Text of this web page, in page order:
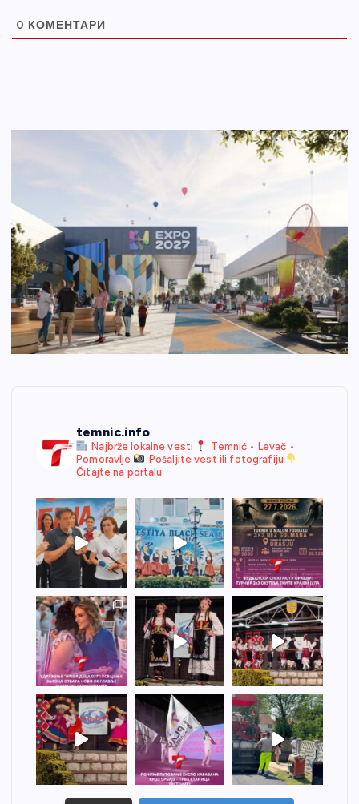
0 КОМЕНТАРИ
temnic.info
Najbrže lokalne vesti
Temnić • Levač •
Pomoravlje
Pošaljite vest ili fotografiju
Čitajte na portalu